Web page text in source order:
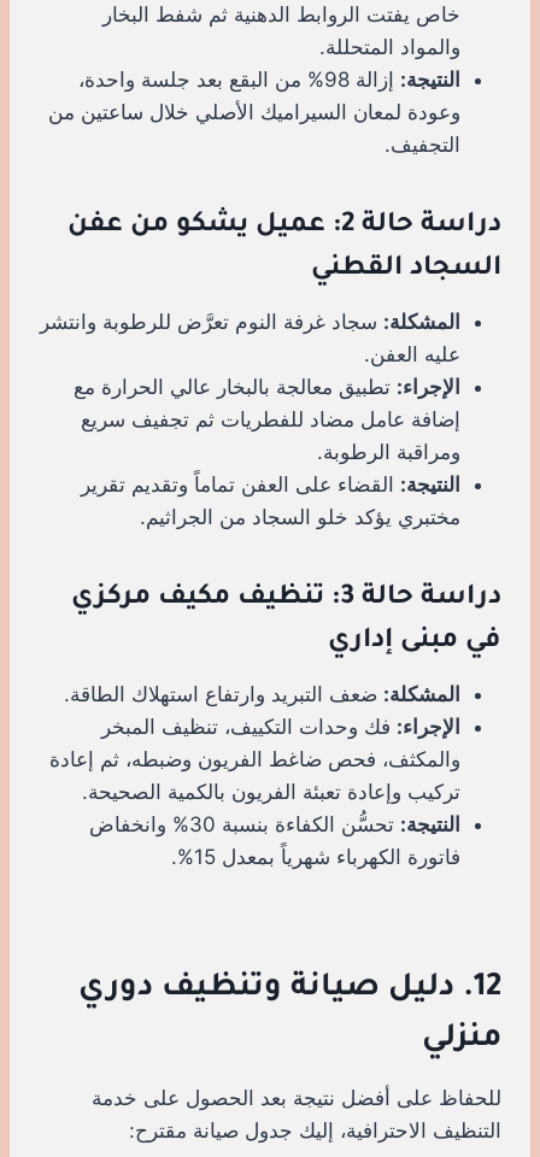
خاص يفتت الروابط الدهنية ثم شفط البخار
والمواد المتحللة.
النتيجة:
إزالة 98% من البقع بعد جلسة واحدة،
وعودة لمعان السيراميك الأصلي خلال ساعتين من
التجفيف.
دراسة حالة 2: عميل يشكو من عفن
السجاد القطني
المشكلة: سجاد غرفة النوم تعرَّض للرطوبة وانتشر
عليه العفن.
الإجراء: تطبيق معالجة بالبخار عالي الحرارة مع
إضافة عامل مضاد للفطريات ثم تجفيف سريع
ومراقبة الرطوبة.
النتيجة: القضاء على العفن تماماً وتقديم تقرير
مختبري يؤكد خلو السجاد من الجراثيم.
دراسة حالة 3: تنظيف مكيف مركزي
في مبنى إداري
المشكلة: ضعف التبريد وارتفاع استهلاك الطاقة.
الإجراء: فك وحدات التكييف، تنظيف المبخر
والمكثف، فحص ضاغط الفريون وضبطه، ثم إعادة
تركيب وإعادة تعبئة الفريون بالكمية الصحيحة.
النتيجة:
تحسُّن الكفاءة بنسبة 30% وانخفاض
فاتورة الكهرباء شهرياً بمعدل 15%.
12. دليل صيانة وتنظيف دوري
منزلي
للحفاظ على أفضل نتيجة بعد الحصول على خدمة
التنظيف الاحترافية، إليك جدول صيانة مقترح: